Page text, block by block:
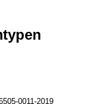
0011-2019